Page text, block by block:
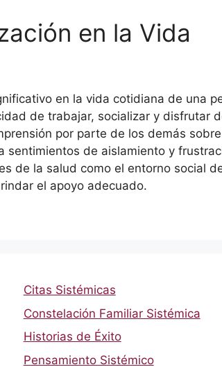
en la Vida
en la vida cotidiana de una
de trabajar, socializar y disfrutar
por parte de los demás
sentimientos de aislamiento y
de la salud como el entorno social
el apoyo adecuado.
Citas Sistémicas
Constelación Familiar Sistémica
Historias de Éxito
Pensamiento Sistémico